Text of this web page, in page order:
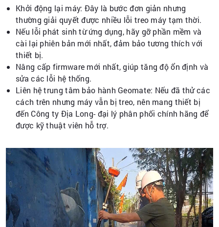
Khởi động lại máy: Đây là bước đơn giản nhưng
thường giải quyết được nhiều lỗi treo máy tạm thời.
Nếu lỗi phát sinh từ ứng dụng, hãy gỡ phần mềm và
cài lại phiên bản mới nhất, đảm bảo tương thích với
thiết bị.
Nâng cấp firmware mới nhất, giúp tăng độ ổn định và
sửa các lỗi hệ thống.
Liên hệ trung tâm bảo hành Geomate: Nếu đã thử các
cách trên nhưng máy vẫn bị treo, nên mang thiết bị
đến Công ty Địa Long- đại lý phân phối chính hãng để
được kỹ thuật viên hỗ trợ.